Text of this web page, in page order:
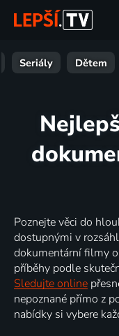
Seriály Dětem
Poznejte věci do
dostupnými v
dokumentární filmy
příběhy podle
Sledujte online
nepoznané přímo z
nabídky si vybere